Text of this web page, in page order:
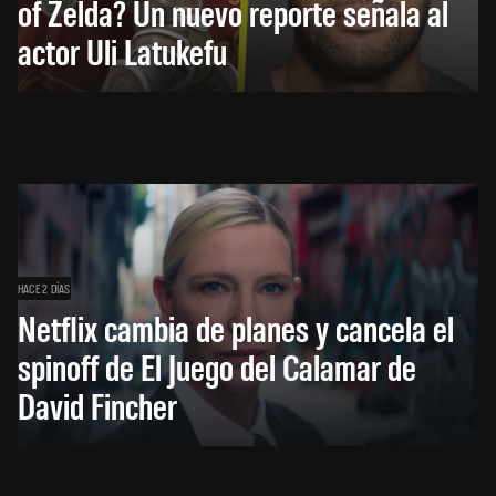
of Zelda? Un nuevo reporte señala al
actor Uli Latukefu
HACE 2 DÍAS
Netflix cambia de planes y cancela el
spinoff de El Juego del Calamar de
David Fincher